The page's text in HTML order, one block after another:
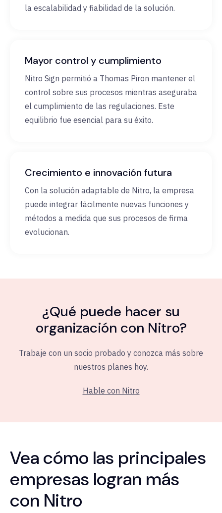
la escalabilidad y fiabilidad de la solución.
Mayor control y cumplimiento
Nitro Sign permitió a Thomas Piron mantener el
control sobre sus procesos mientras aseguraba
el cumplimiento de las regulaciones. Este
equilibrio fue esencial para su éxito.
Crecimiento e innovación futura
Con la solución adaptable de Nitro, la empresa
puede integrar fácilmente nuevas funciones y
métodos a medida que sus procesos de firma
evolucionan.
¿Qué puede hacer su
organización con Nitro?
Trabaje con un socio probado y conozca más sobre
nuestros planes hoy.
Hable con Nitro
Vea cómo las principales
empresas logran más
con Nitro